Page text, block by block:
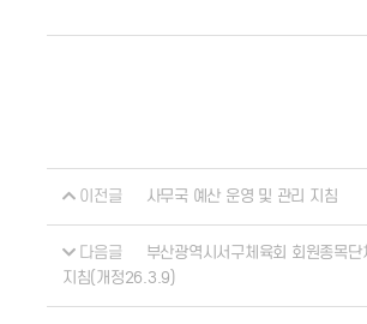
이전글 사무국 예산 운영 및 관리 지침
다음글
부산광역시서구체육회 회원종목단
지침(개정26.3.9)